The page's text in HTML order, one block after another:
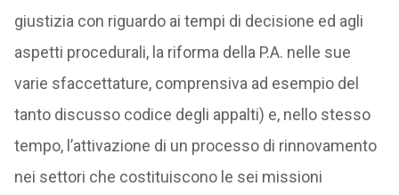
giustizia con riguardo ai tempi di decisione ed agli
aspetti procedurali, la riforma della P.A. nelle sue
varie sfaccettature, comprensiva ad esempio del
tanto discusso codice degli appalti) e, nello stesso
tempo, l’attivazione di un processo di rinnovamento
nei settori che costituiscono le sei missioni